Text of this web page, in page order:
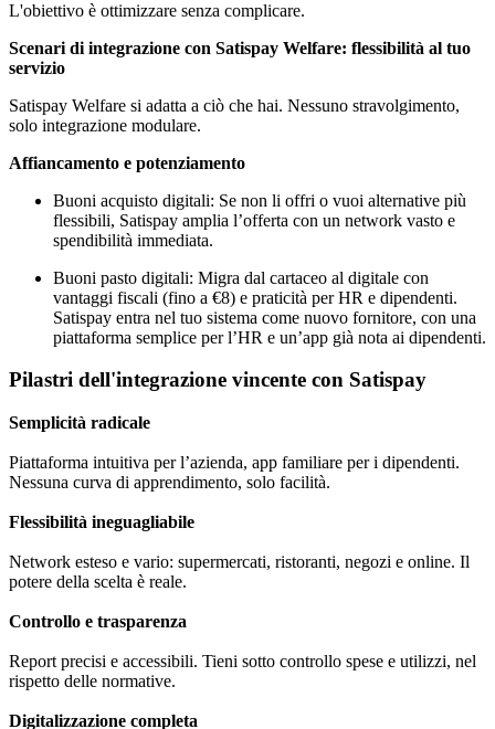
L'obiettivo è ottimizzare senza complicare.
Scenari di integrazione con Satispay Welfare: flessibilità al tuo
servizio
Satispay Welfare si adatta a ciò che hai. Nessuno stravolgimento,
solo integrazione modulare.
Affiancamento e potenziamento
Buoni acquisto digitali: Se non li offri o vuoi alternative più
flessibili, Satispay amplia l’offerta con un network vasto e
spendibilità immediata.
Buoni pasto digitali: Migra dal cartaceo al digitale con
vantaggi fiscali (fino a €8) e praticità per HR e dipendenti.
Satispay entra nel tuo sistema come nuovo fornitore, con una
piattaforma semplice per l’HR e un’app già nota ai dipendenti.
Pilastri dell'integrazione vincente con Satispay
Semplicità radicale
Piattaforma intuitiva per l’azienda, app familiare per i dipendenti.
Nessuna curva di apprendimento, solo facilità.
Flessibilità ineguagliabile
Network esteso e vario: supermercati, ristoranti, negozi e online. Il
potere della scelta è reale.
Controllo e trasparenza
Report precisi e accessibili. Tieni sotto controllo spese e utilizzi, nel
rispetto delle normative.
Digitalizzazione completa